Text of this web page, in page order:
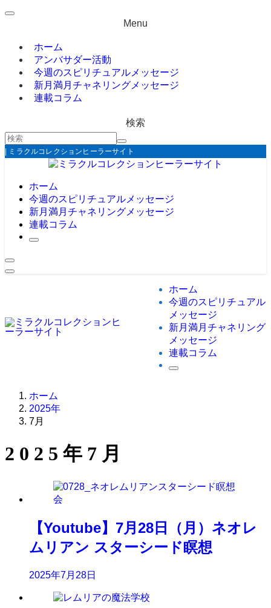
Menu
ホーム
アンバサダー活動
今週のスピリチュアルメッセージ
新月満月チャネリングメッセージ
連載コラム
検索
| ミラクルコレクションヒーラーサイト
ホーム
今週のスピリチュアルメッセージ
新月満月チャネリングメッセージ
連載コラム
ホーム
今週のスピリチュアル
メッセージ
新月満月チャネリング
メッセージ
連載コラム
ホーム
2025年
7月
2025年7月
【Youtube】7月28日（月）ネオレ
ムリアン スターシード瞑想
2025年7月28日